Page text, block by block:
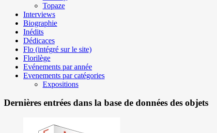
Topaze
Interviews
Biographie
Inédits
Dédicaces
Flo (intégré sur le site)
Florilège
Evénements par année
Evenements par catégories
Expositions
Dernières entrées dans la base de données des objets